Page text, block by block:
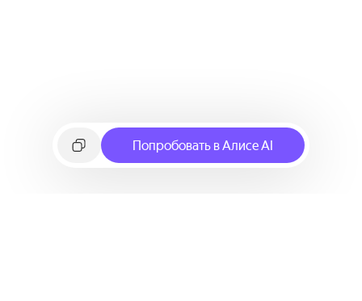
Попробовать в Алисе AI